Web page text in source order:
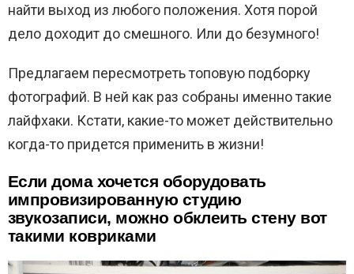
найти выход из любого положения. Хотя порой
дело доходит до смешного. Или до безумного!
Предлагаем пересмотреть топовую подборку
фотографий. В ней как раз собраны именно такие
лайфхаки. Кстати, какие-то может действительно
когда-то придется применить в жизни!
Если дома хочется оборудовать
импровизированную студию
звукозаписи, можно обклеить стену вот
такими ковриками